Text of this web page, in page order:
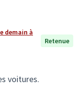
demain à
Retenue
voitures.